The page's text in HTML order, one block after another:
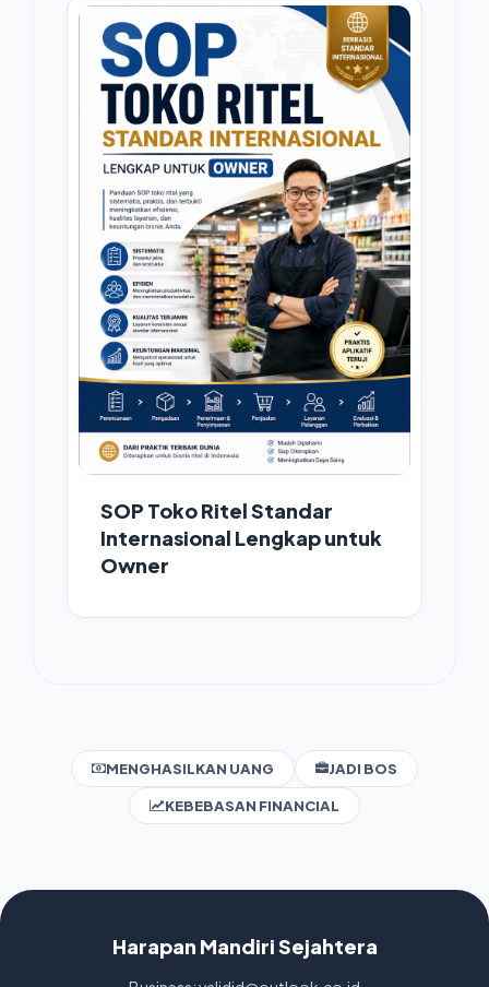
SOP Toko Ritel Standar
Internasional Lengkap untuk
Owner
MENGHASILKAN UANG JADI BOS
KEBEBASAN FINANCIAL
Harapan Mandiri Sejahtera